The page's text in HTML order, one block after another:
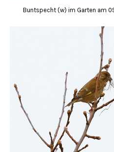
Buntspecht (w) im Garten am